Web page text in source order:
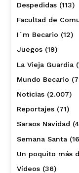
Despedidas(113)
Facultad de
I´m Becario (12)
Juegos(19)
La Vieja Guardia
Mundo Becario
Noticias(2.007)
Reportajes(71)
Saraos Navidad
Semana Santa
Un poquito más
Vídeos(36)